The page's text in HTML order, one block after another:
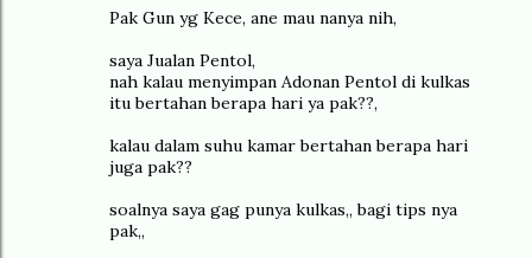
Pak Gun yg Kece, ane mau nanya nih,
saya Jualan Pentol,
nah kalau menyimpan Adonan Pentol di kulkas
itu bertahan berapa hari ya pak??,
kalau dalam suhu kamar bertahan berapa hari
juga pak??
soalnya saya gag punya kulkas,, bagi tips nya
pak,,